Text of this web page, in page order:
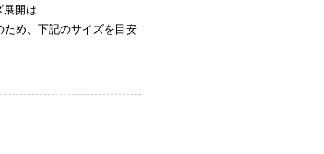
展開は
め、下記のサイズを目安